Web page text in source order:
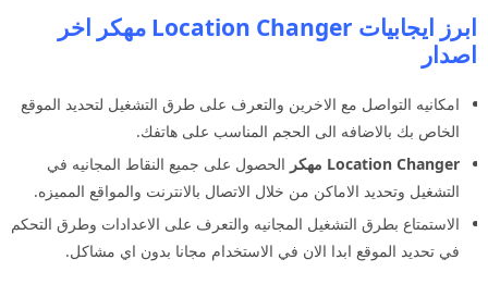
ابرز ايجابيات Location Changer مهكر اخر
اصدار
امكانيه التواصل مع الاخرين والتعرف على طرق التشغيل لتحديد الموقع
الخاص بك بالاضافه الى الحجم المناسب على هاتفك.
Location Changer مهكر
الحصول على جميع النقاط المجانيه في
التشغيل وتحديد الاماكن من خلال الاتصال بالانترنت والمواقع المميزه.
الاستمتاع بطرق التشغيل المجانيه والتعرف على الاعدادات وطرق التحكم
في تحديد الموقع ابدا الان في الاستخدام مجانا بدون اي مشاكل.